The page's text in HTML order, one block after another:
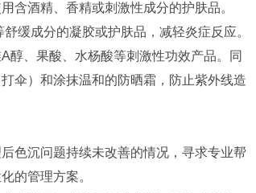
含酒精、香精或刺激性成分的护肤品。
缓成分的凝胶或护肤品，减轻炎症反应。
醇、果酸、水杨酸等刺激性功效产品。同
伞）和涂抹温和的防晒霜，防止紫外线造
色沉问题持续未改善的情况，寻求专业帮
的管理方案。